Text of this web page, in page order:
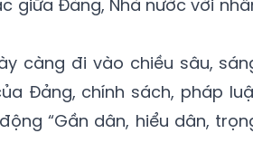
giữa Đảng, Nhà nước với
càng đi vào chiều sâu,
Đảng, chính sách, pháp
“Gần dân, hiểu dân,